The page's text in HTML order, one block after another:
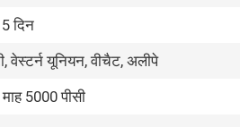
दिन
वेस्टर्न यूनियन, वीचैट, अलीपे
माह 5000 पीसी